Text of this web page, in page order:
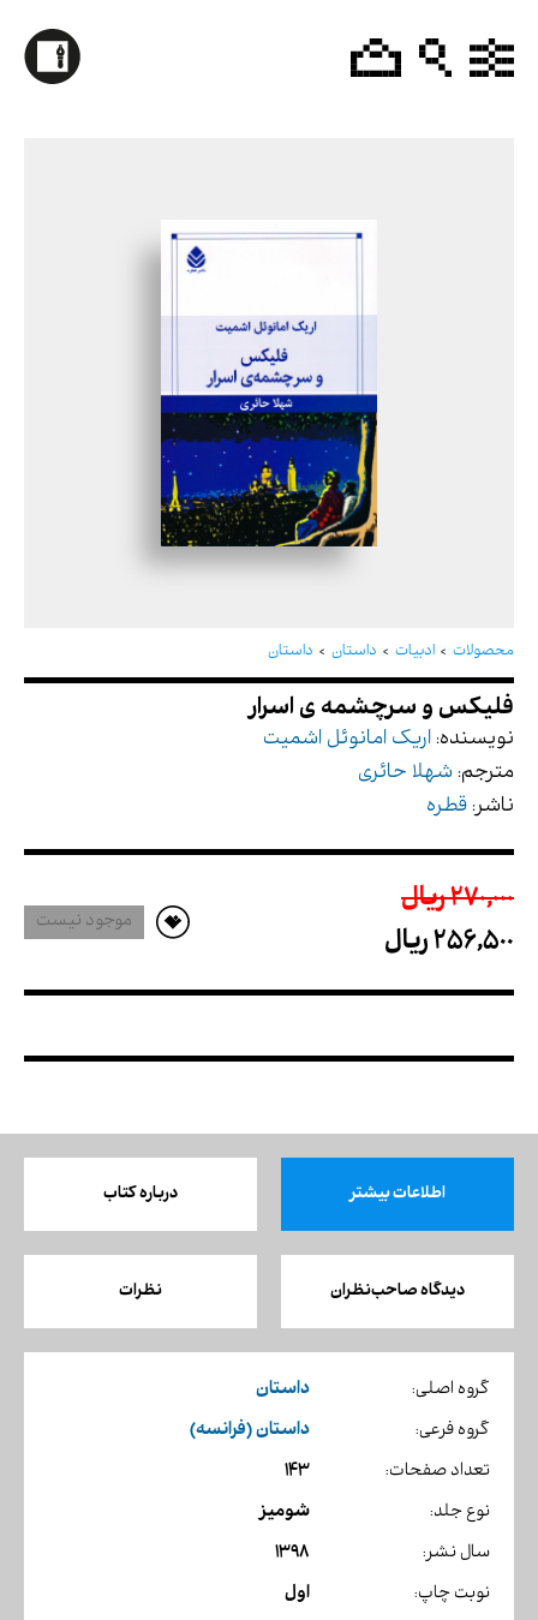
محصولات ادبیات داستان داستان
فلیکس و سرچشمه ی اسرار
نویسنده: اریک امانوئل اشمیت
مترجم: شهلا حائری
ناشر: قطره
270,000 ريال
256,500 ريال
موجود نیست
اطلاعات بیشتر درباره کتاب
دیدگاه صاحب‌نظران نظرات
گروه اصلی: داستان
گروه فرعی: داستان (فرانسه)
تعداد صفحات: 143
نوع جلد: شومیز
سال نشر: 1398
نوبت چاپ: اول